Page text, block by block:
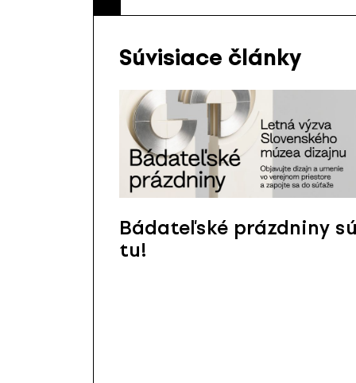
Súvisiace články
Bádateľské prázdniny
tu!